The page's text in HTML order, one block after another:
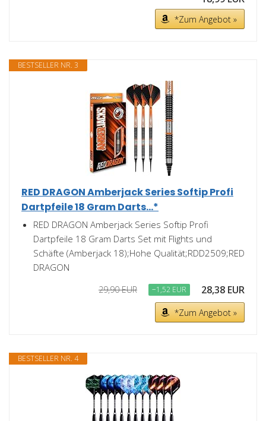
*Zum Angebot »
BESTSELLER NR. 3
RED DRAGON Amberjack Series Softip Profi
Dartpfeile 18 Gram Darts...*
RED DRAGON Amberjack Series Softip Profi
Dartpfeile 18 Gram Darts Set mit Flights und
Schäfte (Amberjack 18);Hohe Qualität;RDD2509;RED
DRAGON
29,90 EUR −1,52 EUR 28,38 EUR
*Zum Angebot »
BESTSELLER NR. 4